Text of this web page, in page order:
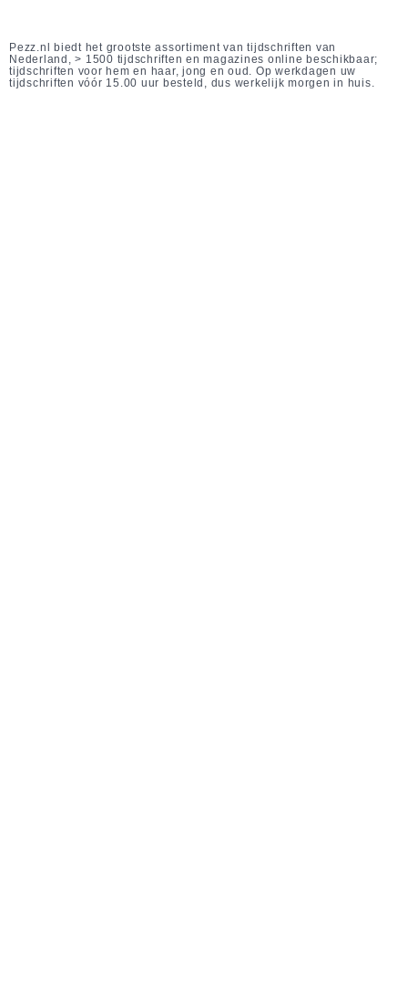
Pezz.nl biedt het grootste assortiment van tijdschriften van
Nederland, > 1500 tijdschriften en magazines online beschikbaar;
tijdschriften voor hem en haar, jong en oud. Op werkdagen uw
tijdschriften vóór 15.00 uur besteld, dus werkelijk morgen in huis.